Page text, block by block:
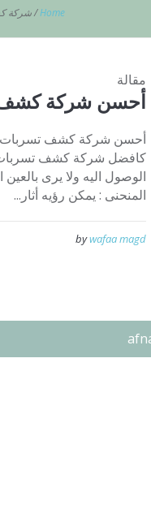
Home
/شركة
مقالة
أحسن شركة كشف
أحسن شركة كشف تسربات
كافضل شركة كشف تسربات
الوصول اليه ولا يرى
المنحنى : يمكن رؤيه أثار...
bywafaa magd